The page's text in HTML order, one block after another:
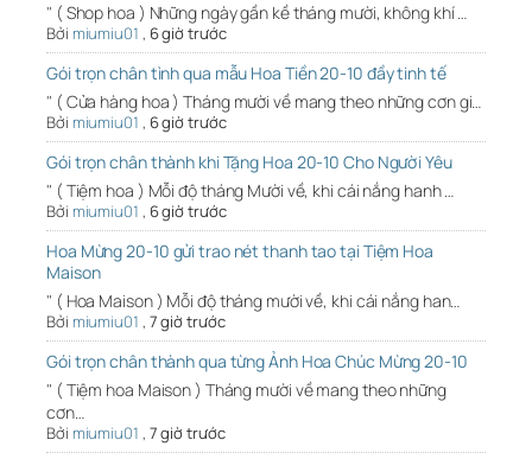
" ( Shop hoa ) Những ngày gần kề tháng mười, không khí …
Bởi miumiu01 , 6 giờ trước
Gói trọn chân tình qua mẫu Hoa Tiền 20-10 đầy tinh tế
" ( Cửa hàng hoa ) Tháng mười về mang theo những cơn gi…
Bởi miumiu01 , 6 giờ trước
Gói trọn chân thành khi Tặng Hoa 20-10 Cho Người Yêu
" ( Tiệm hoa ) Mỗi độ tháng Mười về, khi cái nắng hanh …
Bởi miumiu01 , 6 giờ trước
Hoa Mừng 20-10 gửi trao nét thanh tao tại Tiệm Hoa
Maison
" ( Hoa Maison ) Mỗi độ tháng mười về, khi cái nắng han…
Bởi miumiu01 , 7 giờ trước
Gói trọn chân thành qua từng Ảnh Hoa Chúc Mừng 20-10
" ( Tiệm hoa Maison ) Tháng mười về mang theo những
cơn…
Bởi miumiu01 , 7 giờ trước